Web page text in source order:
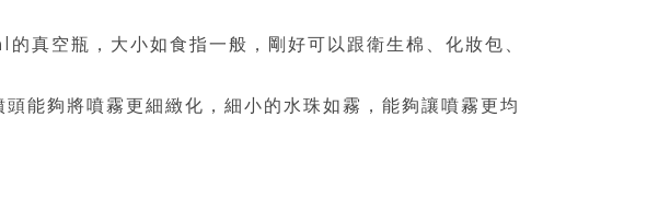
真空瓶，大小如食指一般，剛好可以跟衛生棉、化妝包、
夠將噴霧更細緻化，細小的水珠如霧，能夠讓噴霧更均